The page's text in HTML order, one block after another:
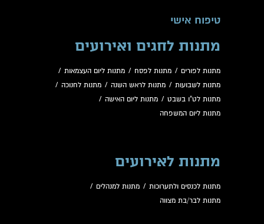
טיפוח אישי
מתנות לחגים ואירועים
מתנות לפורים / מתנות לפסח / מתנות ליום העצמאות /
מתנות לשבועות / מתנות לראש השנה / מתנות לחנוכה /
מתנות לט"ו בשבט / מתנות ליום האישה /
מתנות ליום המשפחה
מתנות לאירועים
מתנות לכנסים ולתערוכות / מתנות למנהלים /
מתנות לבר/בת מצווה